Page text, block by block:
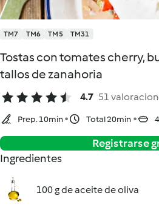
TM7 TM6 TM5 TM31
Tostas con tomates cherry,
tallos de zanahoria
4.7 51
Prep. 10min Total 20min
Registrarse
Ingredientes
100 g de aceite de oliva